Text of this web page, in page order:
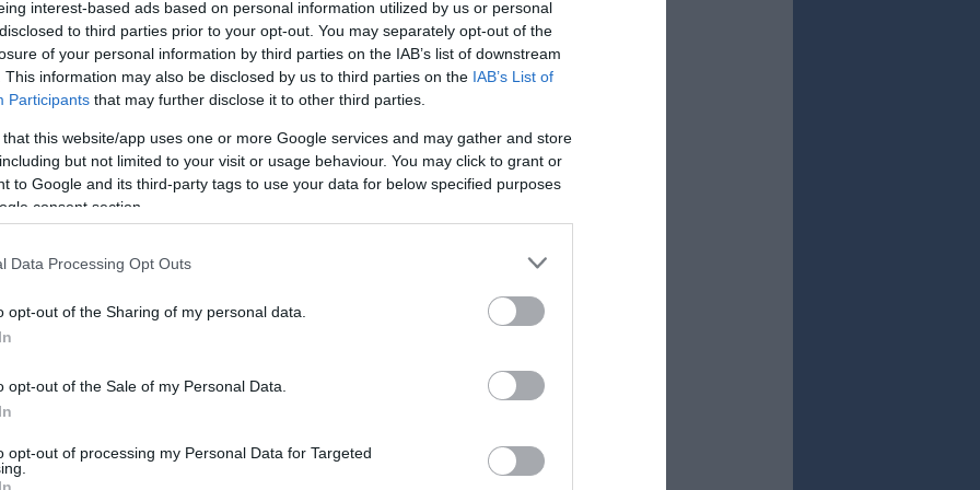
interest-based ads based on personal information utilized by us or personal
to third parties prior to your opt-out. You may separately opt-out of the
of your personal information by third parties on the IAB’s list of downstream
This information may also be disclosed by us to third parties on the IAB’s List of
Participants that may further disclose it to other third parties.
that this website/app uses one or more Google services and may gather and store
but not limited to your visit or usage behaviour. You may click to grant or
to Google and its third-party tags to use your data for below specified purposes
consent section.
Data Processing Opt Outs
opt-out of the Sharing of my personal data.
opt-out of the Sale of my Personal Data.
opt-out of processing my Personal Data for Targeted
Arab Emírségekbe, ahol a magánszemélyek
osztaléka adómentes. Az emírségekben ingatlant
amelynek vezérigazgatója lett.
ban a felperesi társaságokban részesedést is
számára a letelepedéséhez szükséges állást,
vállalkozó 1990-2000. között az első rendű
volt, majd 2016-tól abban 10 százalékos
Egy 2017-es társaságiszerződés-módosítás
aránya 1 százalékra csökkent, míg
összesen 90 százalékos osztalékrészesedési
ben kifizetett kétmilliárd forint osztalékból
tekintettel adómentesen. Hasonló irányú
nagy összegű osztalékkifizetésre került sor a
cégben is.
mint tulajdonosnak kifizetett - a három
- összesen több mint hárommilliárd forint